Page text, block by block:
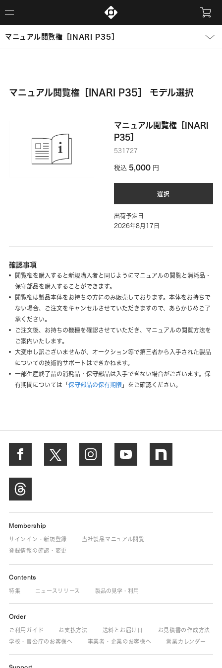
マニュアル閲覧権［INARI P35］
マニュアル閲覧権［INARI P35］ モデル選択
マニュアル閲覧権［INARI
P35］
531727
税込 5,000 円
選択
出荷予定日
2026年8月17日
確認事項
閲覧権を購入すると新規購入者と同じようにマニュアルの閲覧と消耗品・
保守部品を購入することができます。
閲覧権は製品本体をお持ちの方にのみ販売しております。本体をお持ちで
ない場合、ご注文をキャンセルさせていただきますので、あらかじめご了
承ください。
ご注文後、お持ちの機種を確認させていただき、マニュアルの閲覧方法を
ご案内いたします。
大変申し訳ございませんが、オークション等で第三者から入手された製品
についての技術的サポートはできかねます。
一部生産終了品の消耗品・保守部品は入手できない場合がございます。保
有期間については「 保守部品の保有期限 」をご確認ください。
Membership
サインイン・新規登録
当社製品マニュアル閲覧
登録情報の確認・変更
Contents
特集 ニュースリリース 製品の見学・利用
Order
ご利用ガイド お支払方法 送料とお届け日
お見積書の作成方法
学校・官公庁のお客様へ
事業者・企業のお客様へ 営業カレンダー